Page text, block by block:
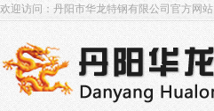
欢迎访问：丹阳市华龙特钢有限公司官方网站